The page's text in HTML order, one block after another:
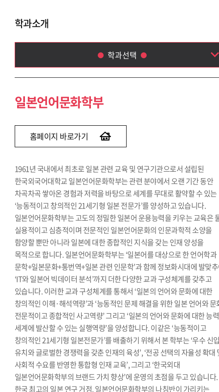
학과소개
학과선택
일본언어문화학부
일본언어문화학부
홈페이지 바로가기
1961년 국내에서 최초로 일본 관련 교육 및 연구기관으로서 설립된
한국외국어대학교 일본언어문화학부는 관련 분야에서 오랜 기간 동안
차곡차곡 쌓아온 경험과 저력을 바탕으로 세계를 무대로 활약할 수 있는
‘능동적이고 창의적인 21세기형 일본 전문가’를 양성하고 있습니다.
일본언어문화학부는 고도의 정밀한 일본어 운용능력을 키우는 교육은
실용적이고 심층적이며 전문적인 일본언어문화의 인문과학적 소양을
함양할 뿐만 아니라 일본에 대한 종합적인 지식을 갖는 인재 양성을
목적으로 합니다. 일본언어문화학부는 ‘일본어를 대상으로 한 언어학과
문학+일본문화+통번역+일본 관련 인문학’과 함께 정보화시대에 발맞
‘IT와 일본어 빅데이터 분석’까지 더한 다양한 교과 구성체계를 갖추고
있습니다. 이러한 교과 구성체계를 통해서 ‘일본의 언어와 문화에 대한
창의적인 이해·해석역량’과 ‘능동적인 문제 해결을 위한 일본 언어와 문
전문적이고 종합적인 사고역량’ 그리고 ‘일본의 언어와 문화에 대한 능
세계에 발산할 수 있는 실행역량’을 양성합니다. 이같은 ‘능동적이고
창의적인 21세기형 일본전문가’를 배출하기 위해서 본 학부는 ‘우수 신
유치와 글로벌한 경쟁력을 갖춘 인재의 육성’, ‘전공 선택의 자율성 확대
사회적 수요를 반영한 통합형 인재 교육’, 그리고 ‘한국외대
일본언어문화학부의 브랜드 가치 향상’에 운영의 초점을 두고 있습니다.
한국 최고의 일본 연구 거점, 일본언어문화학부의 나침반이 가리키는